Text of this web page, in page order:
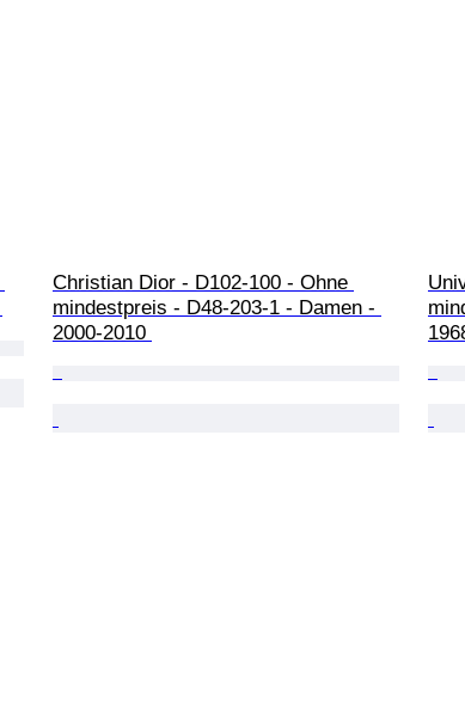
Christian Dior - D102-100 - Ohne
mindestpreis - D48-203-1 - Damen -
2000-2010